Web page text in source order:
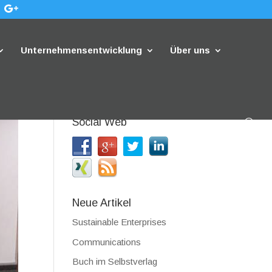
Unternehmensentwicklung Über uns
Social Web
Neue Artikel
Sustainable Enterprises
Communications
Buch im Selbstverlag